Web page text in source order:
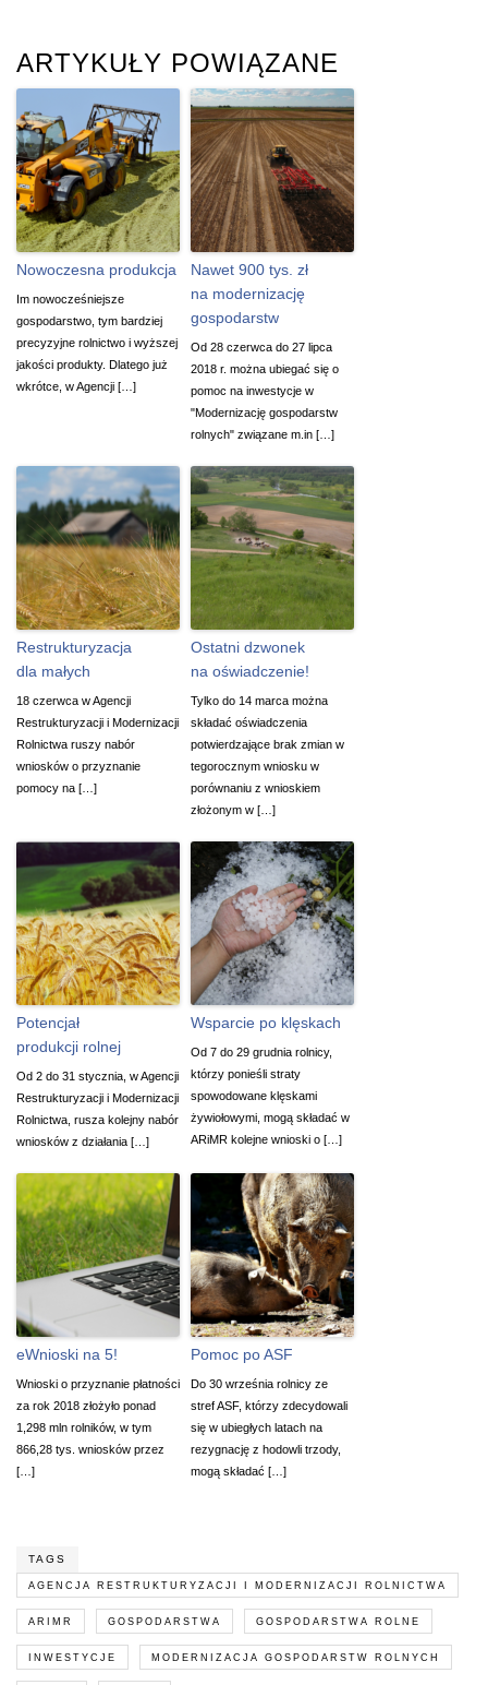
ARTYKUŁY POWIĄZANE
Nowoczesna produkcja
Im nowocześniejsze
gospodarstwo, tym bardziej
precyzyjne rolnictwo i wyższej
jakości produkty. Dlatego już
wkrótce, w Agencji […]
Nawet 900 tys. zł
na modernizację
gospodarstw
Od 28 czerwca do 27 lipca
2018 r. można ubiegać się o
pomoc na inwestycje w
"Modernizację gospodarstw
rolnych" związane m.in […]
Restrukturyzacja
dla małych
18 czerwca w Agencji
Restrukturyzacji i Modernizacji
Rolnictwa ruszy nabór
wniosków o przyznanie
pomocy na […]
Ostatni dzwonek
na oświadczenie!
Tylko do 14 marca można
składać oświadczenia
potwierdzające brak zmian w
tegorocznym wniosku w
porównaniu z wnioskiem
złożonym w […]
Potencjał
produkcji rolnej
Od 2 do 31 stycznia, w Agencji
Restrukturyzacji i Modernizacji
Rolnictwa, rusza kolejny nabór
wniosków z działania […]
Wsparcie po klęskach
Od 7 do 29 grudnia rolnicy,
którzy ponieśli straty
spowodowane klęskami
żywiołowymi, mogą składać w
ARiMR kolejne wnioski o […]
eWnioski na 5!
Wnioski o przyznanie płatności
za rok 2018 złożyło ponad
1,298 mln rolników, w tym
866,28 tys. wniosków przez
[…]
Pomoc po ASF
Do 30 września rolnicy ze
stref ASF, którzy zdecydowali
się w ubiegłych latach na
rezygnację z hodowli trzody,
mogą składać […]
TAGS
AGENCJA RESTRUKTURYZACJI I MODERNIZACJI ROLNICTWA
ARIMR GOSPODARSTWA GOSPODARSTWA ROLNE
INWESTYCJE MODERNIZACJA GOSPODARSTW ROLNYCH